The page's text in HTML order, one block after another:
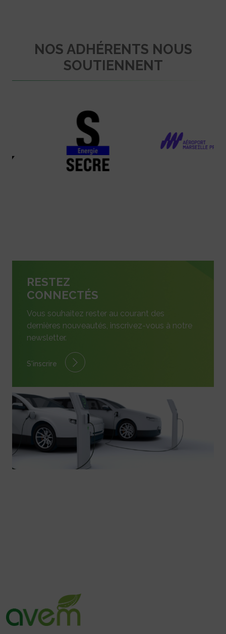
NOS ADHÉRENTS NOUS
SOUTIENNENT
RESTEZ
CONNECTÉS
Vous souhaitez rester au courant des
dernières nouveautés, inscrivez-vous à notre
newsletter.
S'inscrire